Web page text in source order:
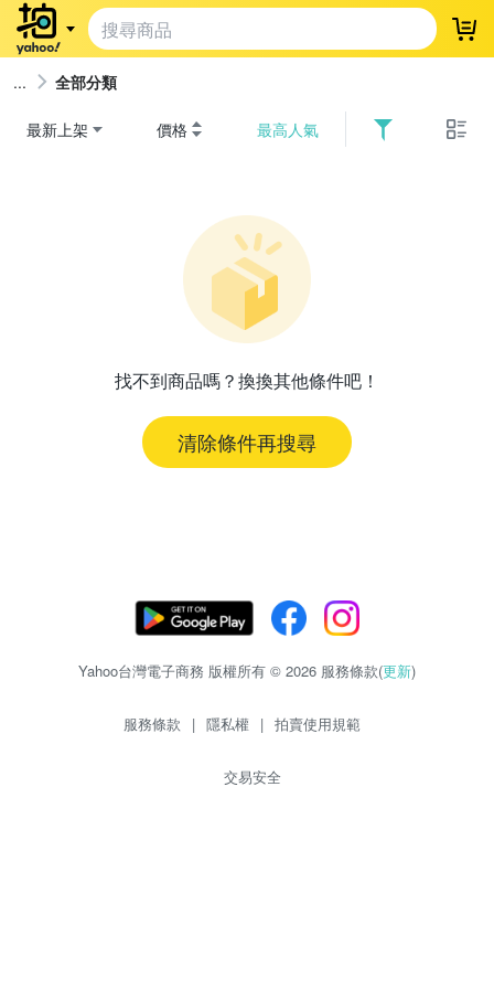
登
全部分類
最新上架 價格 最高人氣
找不到商品嗎？換換其他條件吧！
清除條件再搜尋
Yahoo台灣電子商務 版權所有 © 2026 服務條款(更新)
服務條款 | 隱私權 | 拍賣使用規範
交易安全